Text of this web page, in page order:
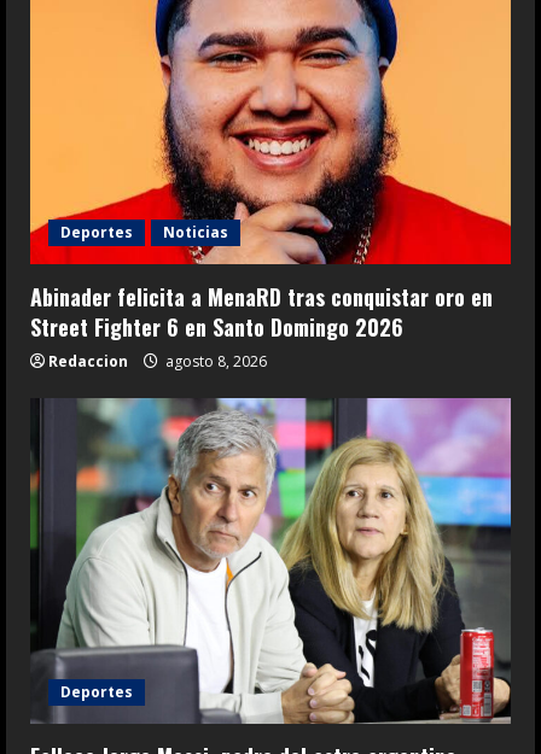
Deportes Noticias
Abinader felicita a MenaRD tras conquistar oro en
Street Fighter 6 en Santo Domingo 2026
Redaccion agosto 8, 2026
Deportes